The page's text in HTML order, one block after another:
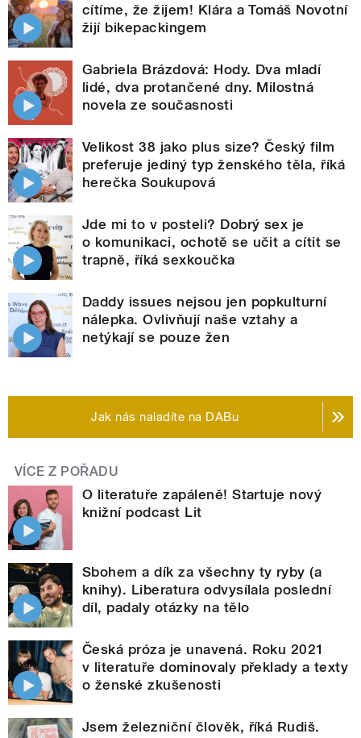
cítíme, že žijem! Klára a Tomáš Novotní
žijí bikepackingem
Gabriela Brázdová: Hody. Dva mladí
lidé, dva protančené dny. Milostná
novela ze současnosti
Velikost 38 jako plus size? Český film
preferuje jediný typ ženského těla, říká
herečka Soukupová
Jde mi to v posteli? Dobrý sex je
o komunikaci, ochotě se učit a cítit se
trapně, říká sexkoučka
Daddy issues nejsou jen popkulturní
nálepka. Ovlivňují naše vztahy a
netýkají se pouze žen
Jak nás naladíte na DABu
VÍCE Z POŘADU
O literatuře zapáleně! Startuje nový
knižní podcast Lit
Sbohem a dík za všechny ty ryby (a
knihy). Liberatura odvysílala poslední
díl, padaly otázky na tělo
Česká próza je unavená. Roku 2021
v literatuře dominovaly překlady a texty
o ženské zkušenosti
Jsem železniční člověk, říká Rudiš.